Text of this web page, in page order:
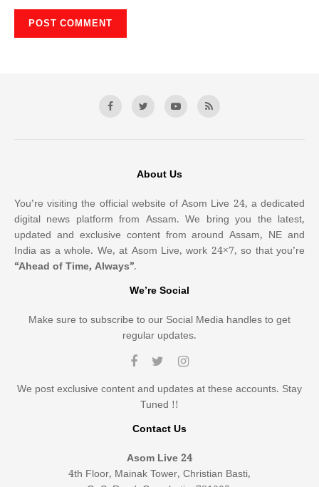
About Us
You’re visiting the official website of Asom Live 24, a dedicated
digital news platform from Assam. We bring you the latest,
updated and exclusive content from around Assam, NE and
India as a whole. We, at Asom Live, work 24×7, so that you’re
“Ahead of Time, Always”.
We’re Social
Make sure to subscribe to our Social Media handles to get
regular updates.
We post exclusive content and updates at these accounts. Stay
Tuned !!
Contact Us
Asom Live 24
4th Floor, Mainak Tower, Christian Basti,